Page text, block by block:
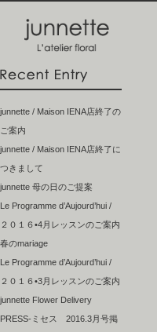
junnette / Maison IENA店終了の
ご案内
junnette / Maison IENA店終了に
つきまして
junnette 母の日のご提案
Le Programme d’Aujourd’hui /
２０１６•4月レッスンのご案内
春のmariage
Le Programme d’Aujourd’hui /
２０１６•3月レッスンのご案内
junnette Flower Delivery
PRESS-ミセス 2016.3月号掲